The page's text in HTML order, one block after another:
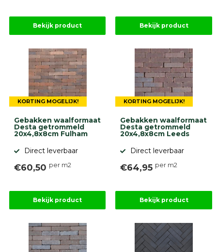
Bekijk product Bekijk product
KORTING MOGELIJK!
Gebakken waalformaat
Desta getrommeld
20x4,8x8cm Fulham
Direct leverbaar
€60,50 per m2
Bekijk product
KORTING MOGELIJK!
Gebakken waalformaat
Desta getrommeld
20x4,8x8cm Leeds
Direct leverbaar
€64,95 per m2
Bekijk product